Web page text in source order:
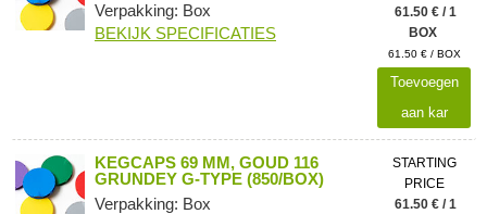
Verpakking: Box
BEKIJK SPECIFICATIES
61.50 € / 1
BOX
61.50 € / BOX
Toevoegen
aan kar
KEGCAPS 69 MM, GOUD 116
GRUNDEY G-TYPE (850/BOX)
Verpakking: Box
STARTING
PRICE
61.50 € / 1